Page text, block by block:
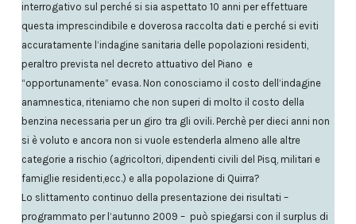
interrogativo sul perché si sia aspettato 10 anni per effettuare
questa imprescindibile e doverosa raccolta dati e perché si eviti
accuratamente l’indagine sanitaria delle popolazioni residenti,
peraltro prevista nel decreto attuativo del Piano e
“opportunamente” evasa. Non conosciamo il costo dell’indagine
anamnestica, riteniamo che non superi di molto il costo della
benzina necessaria per un giro tra gli ovili. Perchè per dieci anni non
si è voluto e ancora non si vuole estenderla almeno alle altre
categorie a rischio (agricoltori, dipendenti civili del Pisq, militari e
famiglie residenti,ecc.) e alla popolazione di Quirra?
Lo slittamento continuo della presentazione dei risultati –
programmato per l’autunno 2009 – può spiegarsi con il surplus di